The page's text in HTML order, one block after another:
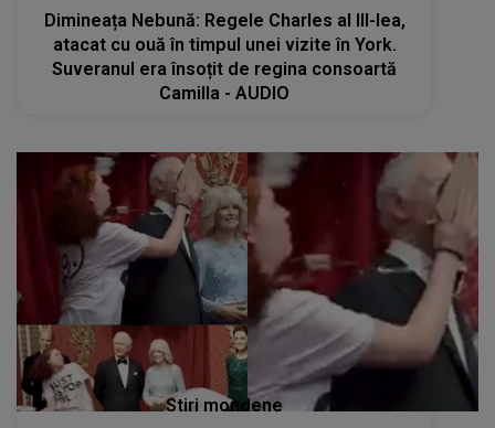
Dimineața Nebună: Regele Charles al III-lea,
atacat cu ouă în timpul unei vizite în York.
Suveranul era însoțit de regina consoartă
Camilla - AUDIO
Stiri mondene